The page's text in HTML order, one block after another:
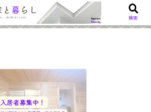
検索